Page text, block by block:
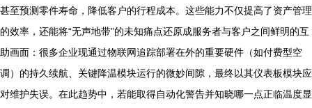
甚至预测零件寿命，降低客户的行程成本。这些能力不仅提高了资产管理
的效率，还能将“无声地带”的未知痛点还原成服务者与客户之间鲜明的互
助画面：很多企业现通过物联网追踪部署在外的重要硬件（如付费型空
调）的持久续航、关键降温模块运行的微妙间隙，最终以其仪表板模块应
对维护失误。在此趋势中，若能取得自动化警告并知晓哪一点正临温度显